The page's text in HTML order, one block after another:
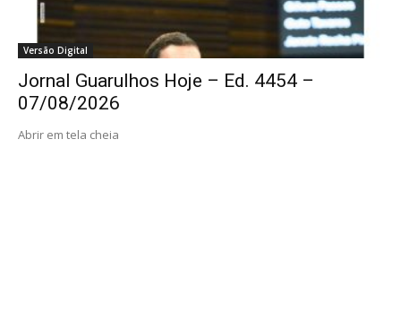
Versão Digital
Jornal Guarulhos Hoje – Ed. 4454 –
07/08/2026
Abrir em tela cheia